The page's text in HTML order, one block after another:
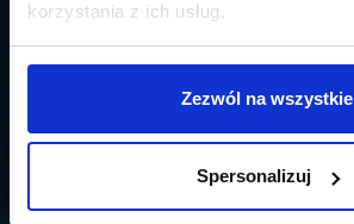
korzystania z ich usług.
Zezwól na wszystkie
Spersonalizuj